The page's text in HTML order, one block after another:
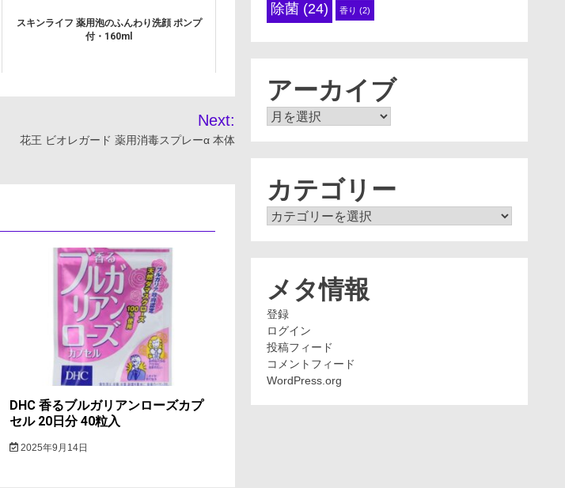
スキンライフ 薬用泡のふんわり洗顔 ポンプ
付・160ml
Next:
花王 ビオレガード 薬用消毒スプレーα 本体
DHC 香るブルガリアンローズカプ
セル 20日分 40粒入
2025年9月14日
除菌 (24) 香り (2)
アーカイブ
ア
カテゴリー
カ
メタ情報
登録
ログイン
投稿フィード
コメントフィード
WordPress.org